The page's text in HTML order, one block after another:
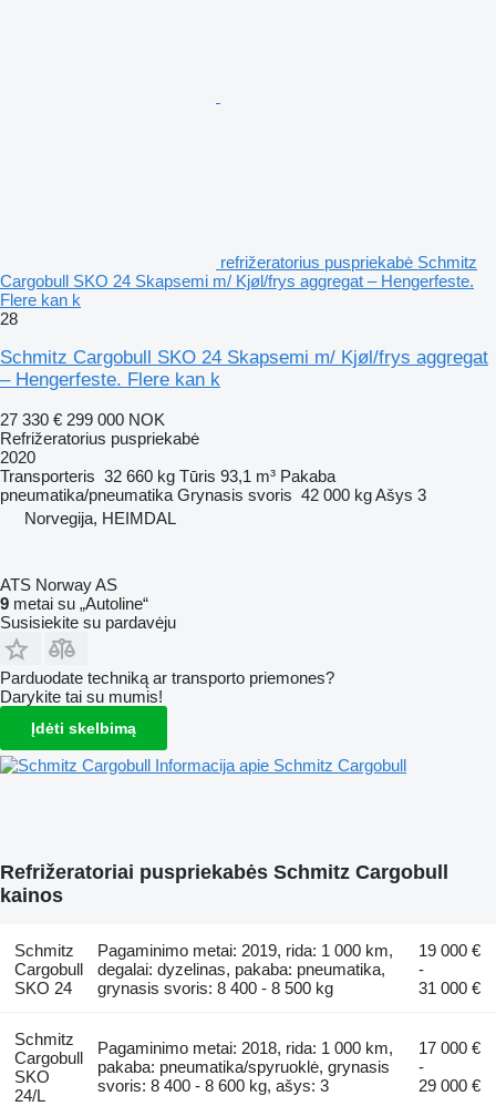
refrižeratorius puspriekabė Schmitz
Cargobull SKO 24 Skapsemi m/ Kjøl/frys aggregat – Hengerfeste.
Flere kan k
28
Schmitz Cargobull SKO 24 Skapsemi m/ Kjøl/frys aggregat
– Hengerfeste. Flere kan k
27 330 € 299 000 NOK
Refrižeratorius puspriekabė
2020
Transporteris 32 660 kg Tūris 93,1 m³ Pakaba
pneumatika/pneumatika Grynasis svoris 42 000 kgAšys 3
Norvegija, HEIMDAL
ATS Norway AS
9 metai su „Autoline“
Susisiekite su pardavėju
Parduodate techniką ar transporto priemones?
Darykite tai su mumis!
Įdėti skelbimą
Informacija apie Schmitz Cargobull
Refrižeratoriai puspriekabės Schmitz Cargobull
kainos
Schmitz
Cargobull
SKO 24
Pagaminimo metai: 2019, rida: 1 000 km,
degalai: dyzelinas, pakaba: pneumatika,
grynasis svoris: 8 400 - 8 500 kg
19 000 €
-
31 000 €
Schmitz
Cargobull
SKO
24/L
Pagaminimo metai: 2018, rida: 1 000 km,
pakaba: pneumatika/spyruoklė, grynasis
svoris: 8 400 - 8 600 kg, ašys: 3
17 000 €
-
29 000 €